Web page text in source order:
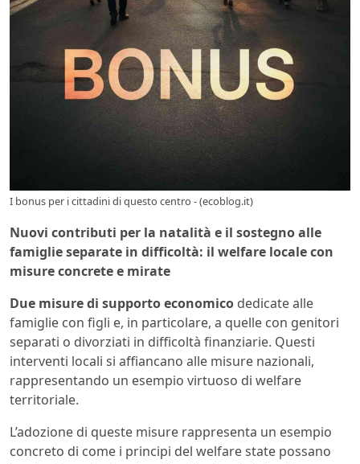
I bonus per i cittadini di questo centro - (ecoblog.it)
Nuovi contributi per la natalità e il sostegno alle
famiglie separate in difficoltà: il welfare locale con
misure concrete e mirate
Due misure di supporto economico dedicate alle
famiglie con figli e, in particolare, a quelle con genitori
separati o divorziati in difficoltà finanziarie. Questi
interventi locali si affiancano alle misure nazionali,
rappresentando un esempio virtuoso di welfare
territoriale.
L’adozione di queste misure rappresenta un esempio
concreto di come i principi del welfare state possano